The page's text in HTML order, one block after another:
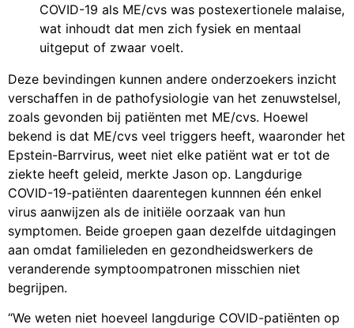
COVID-19 als ME/cvs was postexertionele malaise,
wat inhoudt dat men zich fysiek en mentaal
uitgeput of zwaar voelt.
Deze bevindingen kunnen andere onderzoekers inzicht
verschaffen in de pathofysiologie van het zenuwstelsel,
zoals gevonden bij patiënten met ME/cvs. Hoewel
bekend is dat ME/cvs veel triggers heeft, waaronder het
Epstein-Barrvirus, weet niet elke patiënt wat er tot de
ziekte heeft geleid, merkte Jason op. Langdurige
COVID-19-patiënten daarentegen kunnnen één enkel
virus aanwijzen als de initiële oorzaak van hun
symptomen. Beide groepen gaan dezelfde uitdagingen
aan omdat familieleden en gezondheidswerkers de
veranderende symptoompatronen misschien niet
begrijpen.
“We weten niet hoeveel langdurige COVID-patiënten op